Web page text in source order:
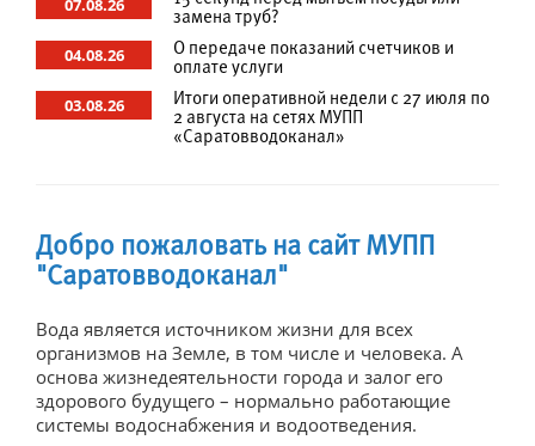
Поверка и опломбировка
Онлайн-приемная
Узнать задолженность
Центр по работе с абонентами
Новости
Новости предприятия
07.08.26
замена труб?
04.08.26
О передаче показаний счетчиков и
оплате услуги
03.08.26
Итоги оперативной недели с 27 июля по
2 августа на сетях МУПП
«Саратовводоканал»
Добро пожаловать на сайт МУПП
"Саратовводоканал"
Вода является источником жизни для всех
организмов на Земле, в том числе и человека. А
основа жизнедеятельности города и залог его
здорового будущего – нормально работающие
системы водоснабжения и водоотведения.